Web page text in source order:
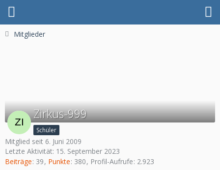
Mitglieder
Zirkus-999
Schüler
Mitglied seit 6. Juni 2009
Letzte Aktivität: 15. September 2023
Beiträge 39 Punkte 380 Profil-Aufrufe 2.923